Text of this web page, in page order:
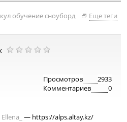
обучениесноуборд Еще теги
Просмотров
2933
Комментариев
0
Ellena_ — https://alps.altay.kz/